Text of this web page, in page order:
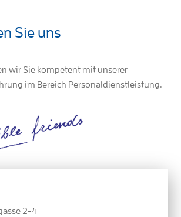
Sie uns
wir Sie kompetent mit unserer
im Bereich Personaldienstleistung.
2-4